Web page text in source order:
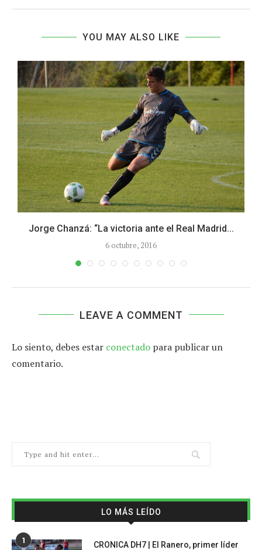
YOU MAY ALSO LIKE
Jorge Chanzá: “La victoria ante el Real Madrid...
6 octubre, 2016
LEAVE A COMMENT
Lo siento, debes estar conectado para publicar un
comentario.
LO MÁS LEÍDO
1
CRONICA DH7 | El Ranero, primer líder